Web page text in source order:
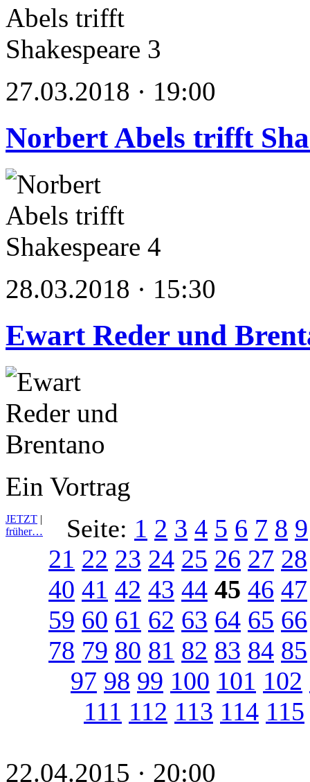
27.03.2018 · 19:00
Norbert Abels trifft
28.03.2018 · 15:30
Ewart Reder und
Ein Vortrag
JETZT |
früher…
Seite: 1 2 3 4 5 6 7 8 9
21 22 23 24 25 26 27 28
40 41 42 43 44 45 46 47
59 60 61 62 63 64 65 66
78 79 80 81 82 83 84 85
97 98 99 100 101 102
111 112 113 114 115
22.04.2015 · 20:00